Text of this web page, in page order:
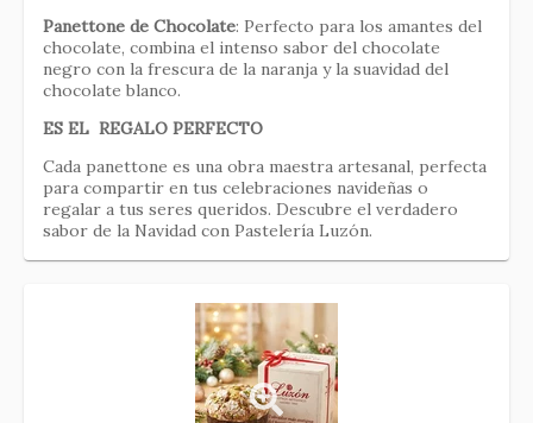
Link
Panettone de Chocolate: Perfecto para los amantes del
chocolate, combina el intenso sabor del chocolate
negro con la frescura de la naranja y la suavidad del
chocolate blanco.
ES EL REGALO PERFECTO
Cada panettone es una obra maestra artesanal, perfecta
para compartir en tus celebraciones navideñas o
regalar a tus seres queridos. Descubre el verdadero
sabor de la Navidad con Pastelería Luzón.